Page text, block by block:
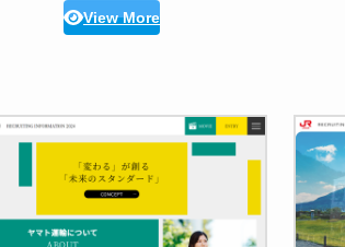
View More